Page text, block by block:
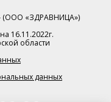
(ООО «ЗДРАВНИЦА»)
16.11.2022г.
области
данных